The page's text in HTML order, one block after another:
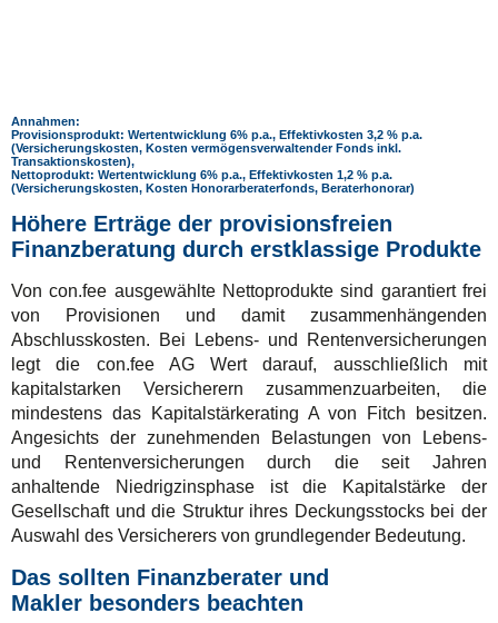
Annahmen:
Provisionsprodukt: Wertentwicklung 6% p.a., Effektivkosten 3,2 % p.a.
(Versicherungskosten, Kosten vermögensverwaltender Fonds inkl.
Transaktionskosten),
Nettoprodukt: Wertentwicklung 6% p.a., Effektivkosten 1,2 % p.a.
(Versicherungskosten, Kosten Honorarberaterfonds, Beraterhonorar)
Höhere Erträge der provisionsfreien
Finanzberatung durch erstklassige Produkte
Von con.fee ausgewählte Nettoprodukte sind garantiert frei
von Provisionen und damit zusammenhängenden
Abschlusskosten. Bei Lebens- und Rentenversicherungen
legt die con.fee AG Wert darauf, ausschließlich mit
kapitalstarken Versicherern zusammenzuarbeiten, die
mindestens das Kapitalstärkerating A von Fitch besitzen.
Angesichts der zunehmenden Belastungen von Lebens-
und Rentenversicherungen durch die seit Jahren
anhaltende Niedrigzinsphase ist die Kapitalstärke der
Gesellschaft und die Struktur ihres Deckungsstocks bei der
Auswahl des Versicherers von grundlegender Bedeutung.
Das sollten Finanzberater und
Makler besonders beachten